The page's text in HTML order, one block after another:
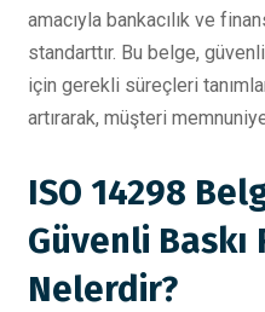
amacıyla bankacılık ve
standarttır. Bu belge,
için gerekli süreçleri
artırarak, müşteri
ISO 14298
Güvenli Baskı
Nelerdir?